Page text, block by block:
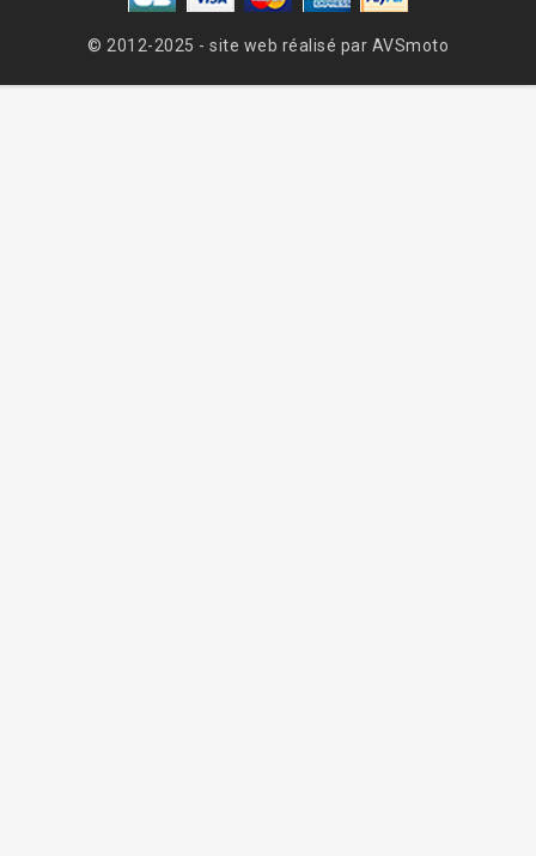
© 2012-2025 - site web réalisé par AVSmoto